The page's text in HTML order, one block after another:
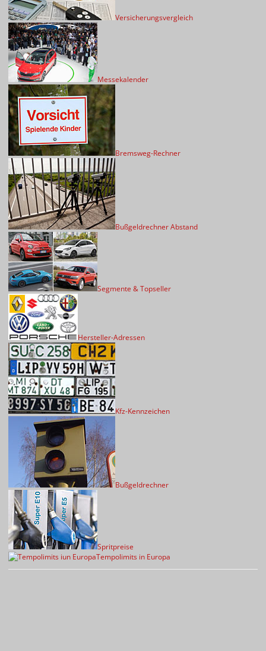
Versicherungsvergleich
Messekalender
Bremsweg-Rechner
Bußgeldrechner Abstand
Segmente & Topseller
Hersteller-Adressen
Kfz-Kennzeichen
Bußgeldrechner
Spritpreise
Tempolimits in Europa